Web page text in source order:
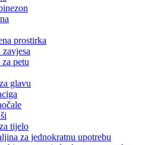
prostirka
petu
glavu
tijelo
za jednokratnu upotrebu